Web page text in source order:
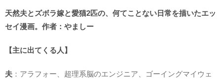
天然夫とズボラ嫁と愛猫2匹の、何てことない日常を描いたエッ
セイ漫画。作者：やましー
【主に出てくる人】
夫 ：アラフォー、超理系脳のエンジニア、ゴーイングマイウェ